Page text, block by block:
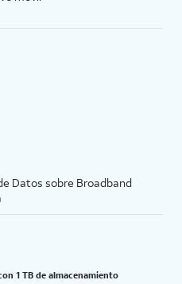
Datos sobre Broadband
1 TB de almacenamiento